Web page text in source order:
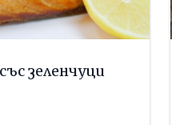
зеленчуци